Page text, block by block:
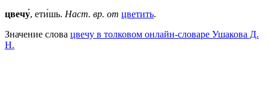
цвечу́, ети́шь. Наст. вр. от цветить.
Значение слова цвечу в толковом онлайн-словаре Ушакова Д.
Н.